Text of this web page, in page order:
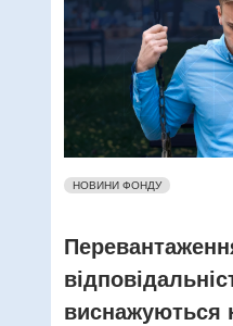
НОВИНИ ФОНДУ
виснажуються